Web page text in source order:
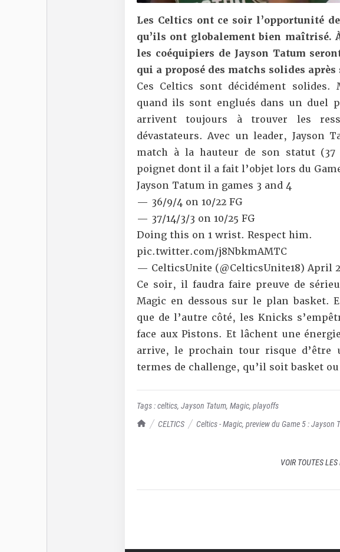
TrashTalk Actu NBA
CELTICS Celtics - Magic, preview du Game 5 :
Les Celtics ont ce soir l’opportunité
qu’ils ont globalement bien maîtrisé.
les coéquipiers de Jayson Tatum
qui a proposé des matchs solides après
Ces Celtics sont décidément solides.
quand ils sont englués dans un duel
arrivent toujours à trouver les
dévastateurs. Avec un leader, Jayson
match à la hauteur de son statut
poignet dont il a fait l’objet lors du
Jayson Tatum in games 3 and 4
— 36/9/4 on 10/22 FG
— 37/14/3/3 on 10/25 FG
Doing this on 1 wrist. Respect him.
pic.twitter.com/j8NbkmAMTC
— CelticsUnite (@CelticsUnite18)April
Ce soir, il faudra faire preuve de
Magic en dessous sur le plan basket.
que de l’autre côté, les Knicks
face aux Pistons. Et lâchent une
arrive, le prochain tour risque d’être
termes de challenge, qu’il soit basket
Tags :celtics, Jayson Tatum, Magic, playoffs
VOIR TOUTES LES